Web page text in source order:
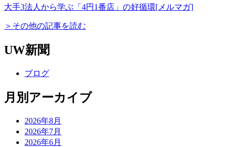
大手3法人から学ぶ「4円1番店」の好循環[メルマガ]
＞その他の記事を読む
UW新聞
ブログ
月別アーカイブ
2026年8月
2026年7月
2026年6月